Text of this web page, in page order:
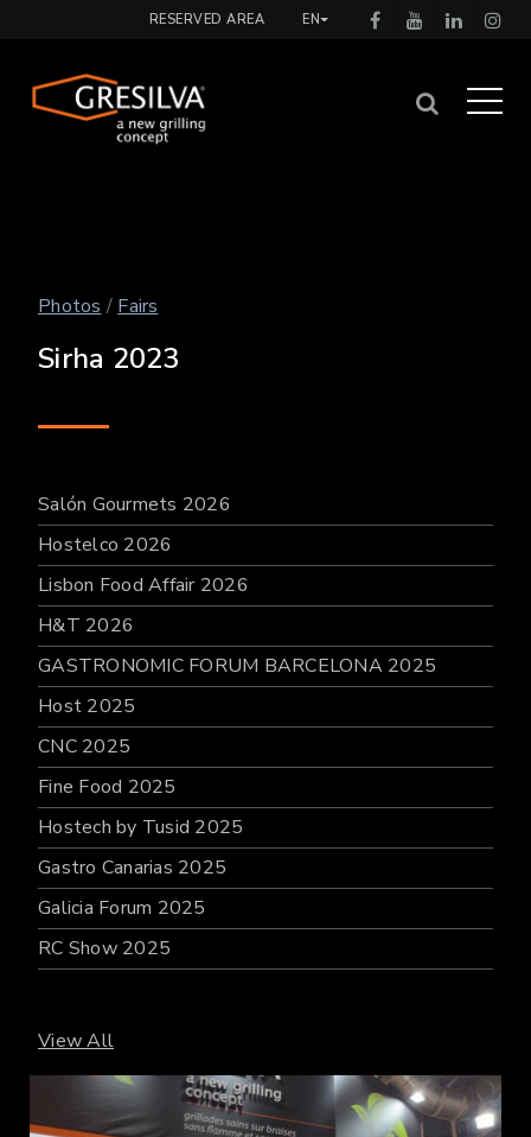
RESERVED AREA EN
Photos / Fairs
Sirha 2023
Salón Gourmets 2026
Hostelco 2026
Lisbon Food Affair 2026
H&T 2026
GASTRONOMIC FORUM BARCELONA 2025
Host 2025
CNC 2025
Fine Food 2025
Hostech by Tusid 2025
Gastro Canarias 2025
Galicia Forum 2025
RC Show 2025
View All